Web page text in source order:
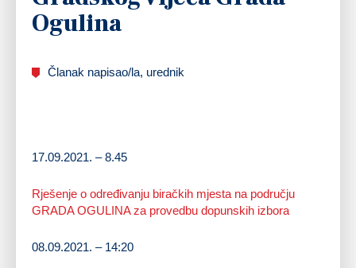
Ogulina
Članak napisao/la, urednik
17.09.2021. – 8.45
Rješenje o određivanju biračkih mjesta na području
GRADA OGULINA za provedbu dopunskih izbora
08.09.2021. – 14:20